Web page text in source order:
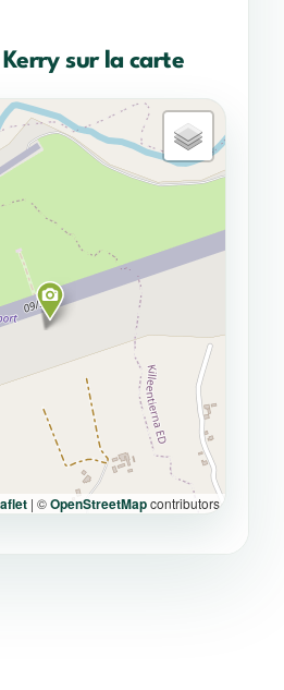
Kerry sur la carte
| ©OpenStreetMapcontributors